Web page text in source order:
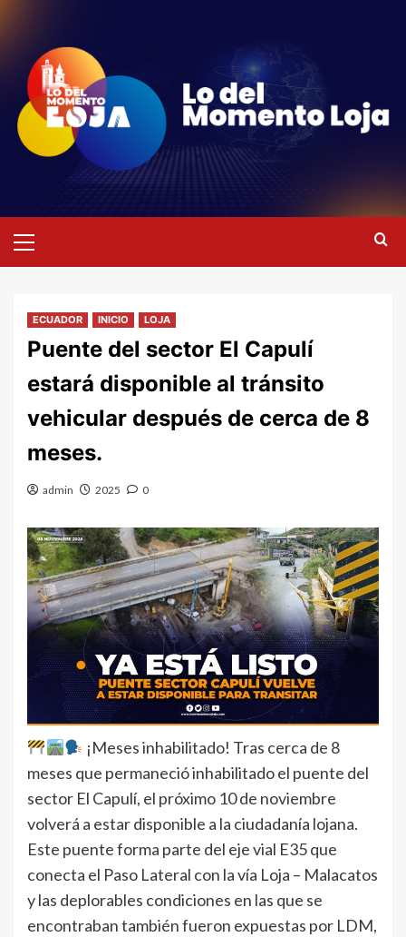
contenido
primario
ECUADOR INICIO LOJA
Puente del sector El Capulí
estará disponible al tránsito
vehicular después de cerca de 8
meses.
admin 2025 0
¡Meses inhabilitado! Tras cerca de 8
meses que permaneció inhabilitado el puente del
sector El Capulí, el próximo 10 de noviembre
volverá a estar disponible a la ciudadanía lojana.
Este puente forma parte del eje vial E35 que
conecta el Paso Lateral con la vía Loja – Malacatos
y las deplorables condiciones en las que se
encontraban también fueron expuestas por LDM,